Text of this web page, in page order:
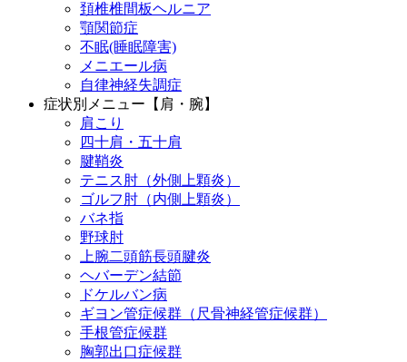
頚椎椎間板ヘルニア
顎関節症
不眠(睡眠障害)
メニエール病
自律神経失調症
症状別メニュー【肩・腕】
肩こり
四十肩・五十肩
腱鞘炎
テニス肘（外側上顆炎）
ゴルフ肘（内側上顆炎）
バネ指
野球肘
上腕二頭筋長頭腱炎
ヘバーデン結節
ドケルバン病
ギヨン管症候群（尺骨神経管症候群）
手根管症候群
胸郭出口症候群